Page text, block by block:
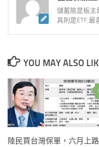
儲蓄險是板主
具則是ETF,最
YOU MAY ALSO
陸民買台灣保單，六月上路